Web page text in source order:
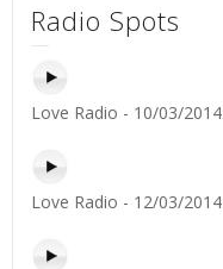
Radio Spots
Love Radio - 10/03/2014
Love Radio - 12/03/2014